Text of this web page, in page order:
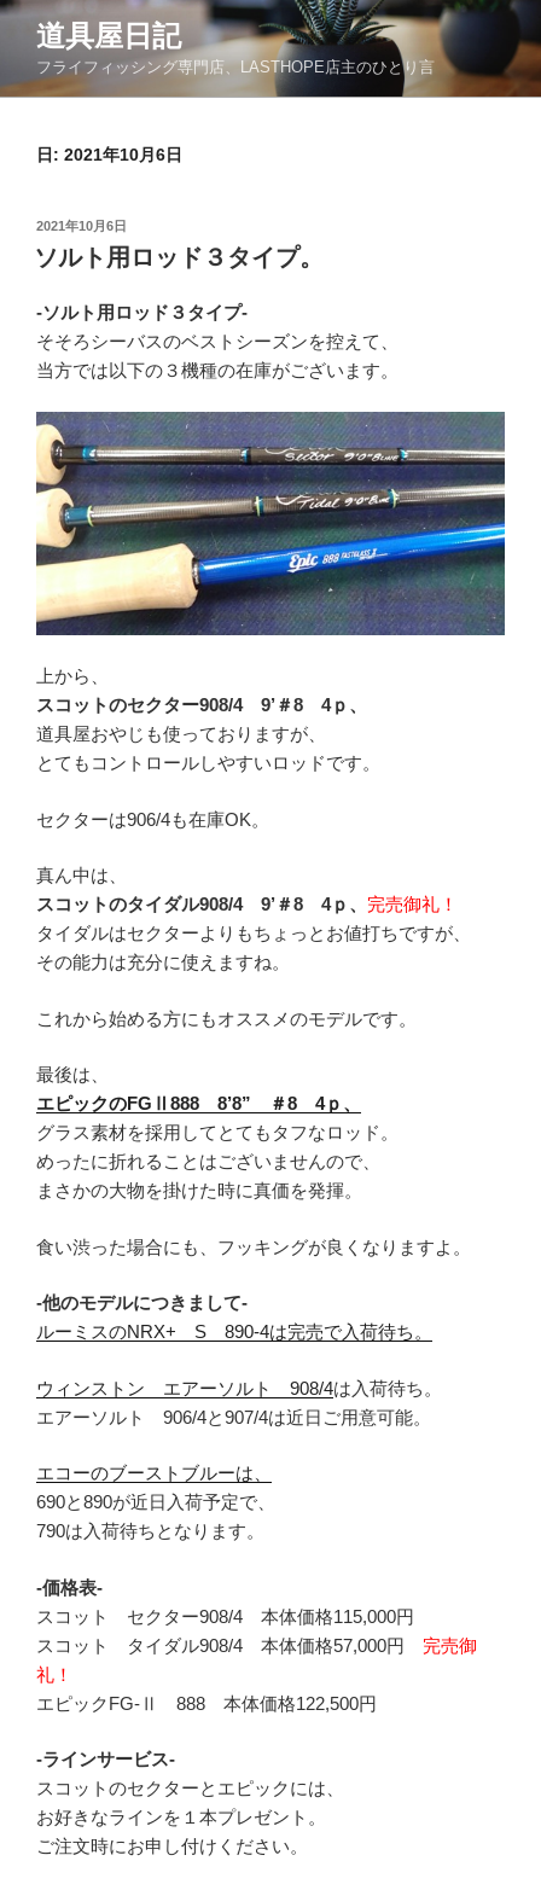
コ
ン
道具屋日記
フライフィッシング専門店、LASTHOPE店主のひとり言
日: 2021年10月6日
投
稿
日:
2021年10月6日
ソルト用ロッド３タイプ。
-ソルト用ロッド３タイプ-
そそろシーバスのベストシーズンを控えて、
当方では以下の３機種の在庫がございます。
上から、
スコットのセクター908/4 9’＃8 4ｐ、
道具屋おやじも使っておりますが、
とてもコントロールしやすいロッドです。
セクターは906/4も在庫OK。
真ん中は、
スコットのタイダル908/4 9’＃8 4ｐ、 完売御礼！
タイダルはセクターよりもちょっとお値打ちですが、
その能力は充分に使えますね。
これから始める方にもオススメのモデルです。
最後は、
エピックのFGⅡ888 8’8” ＃8 4ｐ、
グラス素材を採用してとてもタフなロッド。
めったに折れることはございませんので、
まさかの大物を掛けた時に真価を発揮。
食い渋った場合にも、フッキングが良くなりますよ。
-他のモデルにつきまして-
ルーミスのNRX+ S 890-4は完売で入荷待ち。
ウィンストン エアーソルト 908/4は入荷待ち。
エアーソルト 906/4と907/4は近日ご用意可能。
エコーのブーストブルーは、
690と890が近日入荷予定で、
790は入荷待ちとなります。
-価格表-
スコット セクター908/4 本体価格115,000円
スコット タイダル908/4 本体価格57,000円 完売御
礼！
エピックFG-Ⅱ 888 本体価格122,500円
-ラインサービス-
スコットのセクターとエピックには、
お好きなラインを１本プレゼント。
ご注文時にお申し付けください。